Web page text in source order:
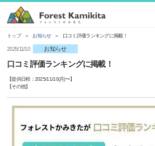
トップ お知らせ 口コミ評価ランキングに掲載！
2025/11/10 お知らせ
口コミ評価ランキングに掲載！
【提供日程： 2025/11/10(月)〜】
【その他】